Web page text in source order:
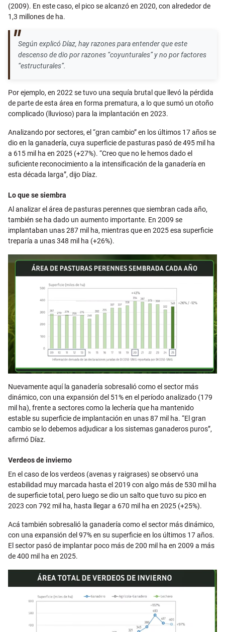
(2009). En este caso, el pico se alcanzó en 2020, con alrededor de
1,3 millones de ha.
Según explicó Díaz, hay razones para entender que este
descenso de dio por razones “coyunturales” y no por factores
“estructurales”.
Por ejemplo, en 2022 se tuvo una sequía brutal que llevó la pérdida
de parte de esta área en forma prematura, a lo que sumó un otoño
complicado (lluvioso) para la implantación en 2023.
Analizando por sectores, el “gran cambio” en los últimos 17 años se
dio en la ganadería, cuya superficie de pasturas pasó de 495 mil ha
a 615 mil ha en 2025 (+27%). “Creo que no le hemos dado el
suficiente reconocimiento a la intensificación de la ganadería en
esta década larga”, dijo Díaz.
Lo que se siembra
Al analizar el área de pasturas perennes que siembran cada año,
también se ha dado un aumento importante. En 2009 se
implantaban unas 287 mil ha, mientras que en 2025 esa superficie
treparía a unas 348 mil ha (+26%).
Nuevamente aquí la ganadería sobresalió como el sector más
dinámico, con una expansión del 51% en el período analizado (179
mil ha), frente a sectores como la lechería que ha mantenido
estable su superficie de implantación en unas 87 mil ha. “El gran
cambio se lo debemos adjudicar a los sistemas ganaderos puros”,
afirmó Díaz.
Verdeos de invierno
En el caso de los verdeos (avenas y raigrases) se observó una
estabilidad muy marcada hasta el 2019 con algo más de 530 mil ha
de superficie total, pero luego se dio un salto que tuvo su pico en
2023 con 792 mil ha, hasta llegar a 670 mil ha en 2025 (+25%).
Acá también sobresalió la ganadería como el sector más dinámico,
con una expansión del 97% en su superficie en los últimos 17 años.
El sector pasó de implantar poco más de 200 mil ha en 2009 a más
de 400 mil ha en 2025.